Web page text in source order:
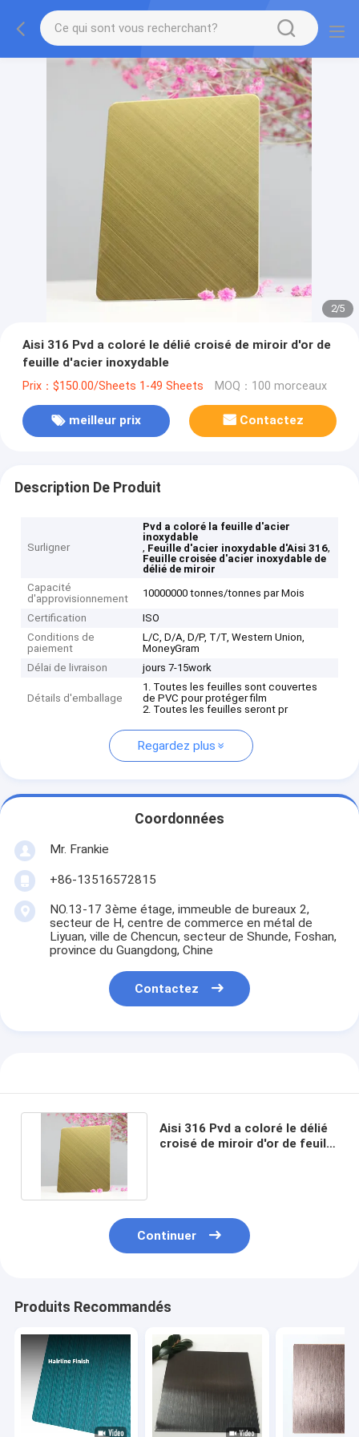
2/5
Aisi 316 Pvd a coloré le délié croisé de miroir d'or de
feuille d'acier inoxydable
Prix：$150.00/Sheets 1-49 Sheets MOQ：100 morceaux
meilleur prix Contactez
Description De Produit
Surligner
Pvd a coloré la feuille d'acier
inoxydable
, Feuille d'acier inoxydable d'Aisi 316,
Feuille croisée d'acier inoxydable de
délié de miroir
Capacité
d'approvisionnement
10000000 tonnes/tonnes par Mois
Certification
ISO
Conditions de
paiement
L/C, D/A, D/P, T/T, Western Union,
MoneyGram
Délai de livraison
jours 7-15work
Détails d'emballage
1. Toutes les feuilles sont couvertes
de PVC pour protéger film
2. Toutes les feuilles seront pr
Regardez plus
Coordonnées
Mr. Frankie
+86-13516572815
NO.13-17 3ème étage, immeuble de bureaux 2,
secteur de H, centre de commerce en métal de
Liyuan, ville de Chencun, secteur de Shunde, Foshan,
province du Guangdong, Chine
Contactez
Aisi 316 Pvd a coloré le délié
croisé de miroir d'or de feuille
Continuer
Produits Recommandés